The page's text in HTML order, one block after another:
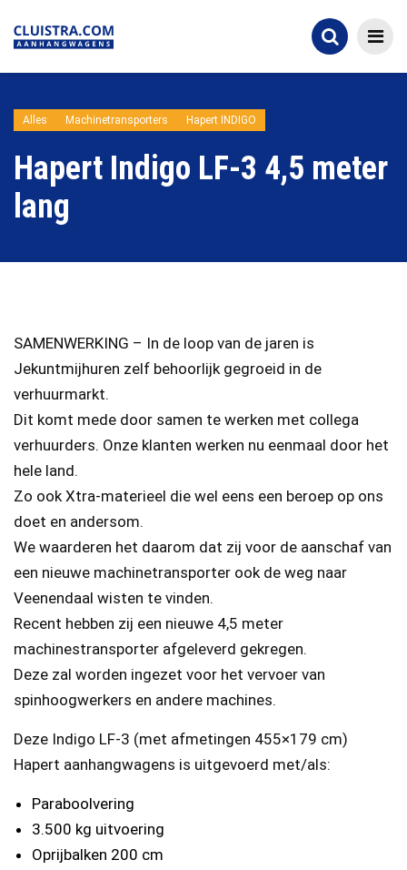
Alles Machinetransporters Hapert INDIGO
Hapert Indigo LF-3 4,5 meter
lang
SAMENWERKING – In de loop van de jaren is
Jekuntmijhuren zelf behoorlijk gegroeid in de
verhuurmarkt.
Dit komt mede door samen te werken met collega
verhuurders. Onze klanten werken nu eenmaal door het
hele land.
Zo ook Xtra-materieel die wel eens een beroep op ons
doet en andersom.
We waarderen het daarom dat zij voor de aanschaf van
een nieuwe machinetransporter ook de weg naar
Veenendaal wisten te vinden.
Recent hebben zij een nieuwe 4,5 meter
machinestransporter afgeleverd gekregen.
Deze zal worden ingezet voor het vervoer van
spinhoogwerkers en andere machines.
Deze Indigo LF-3 (met afmetingen 455×179 cm)
Hapert aanhangwagens is uitgevoerd met/als:
Paraboolvering
3.500 kg uitvoering
Oprijbalken 200 cm